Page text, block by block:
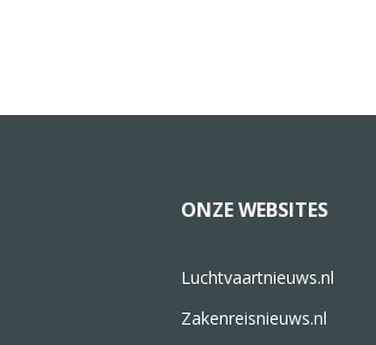
ONZE WEBSITES
Luchtvaartnieuws.nl
Zakenreisnieuws.nl